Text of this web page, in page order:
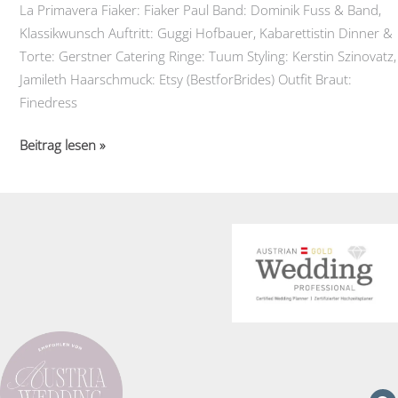
La Primavera Fiaker: Fiaker Paul Band: Dominik Fuss & Band,
Klassikwunsch Auftritt: Guggi Hofbauer, Kabarettistin Dinner &
Torte: Gerstner Catering Ringe: Tuum Styling: Kerstin Szinovatz,
Jamileth Haarschmuck: Etsy (BestforBrides) Outfit Braut:
Finedress
Imperiale
Beitrag lesen »